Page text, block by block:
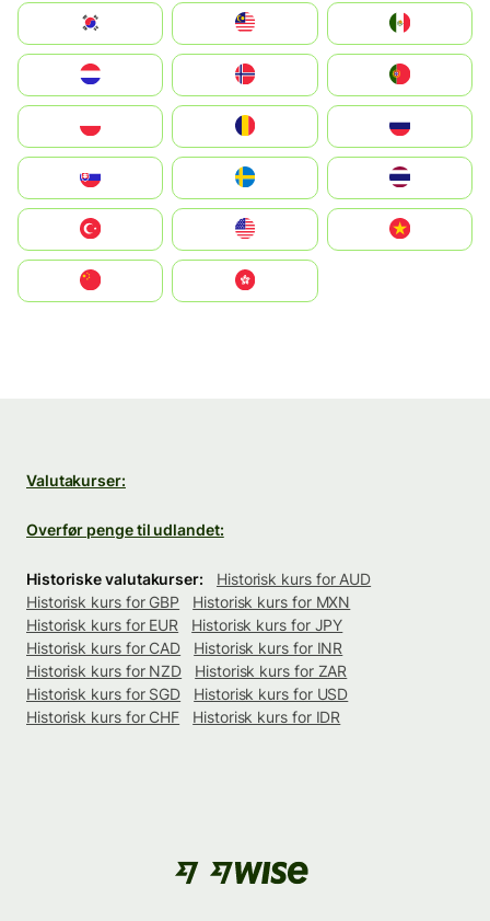
South Korea
United States
中國香港特別行政區
Valutakurser:
Overfør penge til udlandet:
Historiske valutakurser:
Historisk kurs for AUD
Historisk kurs for GBP
Historisk kurs for MXN
Historisk kurs for EUR
Historisk kurs for JPY
Historisk kurs for CAD
Historisk kurs for INR
Historisk kurs for NZD
Historisk kurs for ZAR
Historisk kurs for SGD
Historisk kurs for USD
Historisk kurs for CHF
Historisk kurs for IDR